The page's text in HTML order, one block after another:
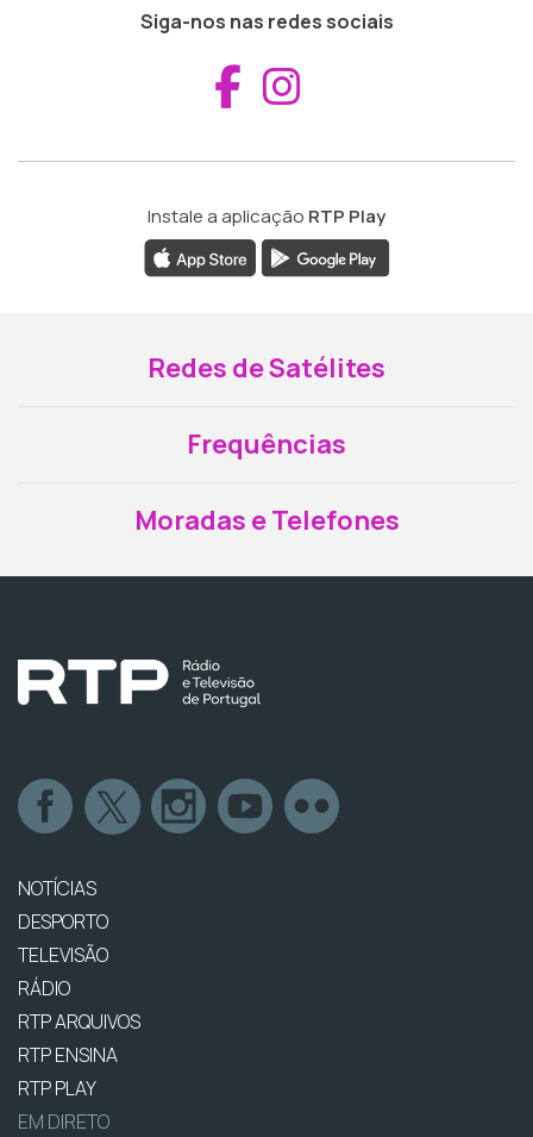
Siga-nos nas redes sociais
Aceder ao
Instale a aplicação RTP Play
Redes de Satélites
Frequências
Moradas e Telefones
NOTÍCIAS
DESPORTO
TELEVISÃO
RÁDIO
RTP ARQUIVOS
RTP ENSINA
RTP PLAY
EM DIRETO